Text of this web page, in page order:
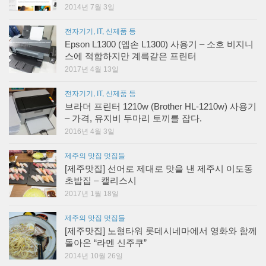
2014년 7월 3일
전자기기, IT, 신제품 등
Epson L1300 (엡손 L1300) 사용기 – 소호 비지니
스에 적합하지만 계륵같은 프린터
2017년 4월 13일
전자기기, IT, 신제품 등
브라더 프린터 1210w (Brother HL-1210w) 사용기
– 가격, 유지비 두마리 토끼를 잡다.
2016년 4월 3일
제주의 맛집 멋집들
[제주맛집] 선어로 제대로 맛을 낸 제주시 이도동
초밥집 – 캘리스시
2017년 1월 18일
제주의 맛집 멋집들
[제주맛집] 노형타워 롯데시네마에서 영화와 함께
돌아온 “라멘 신주쿠”
2014년 10월 26일